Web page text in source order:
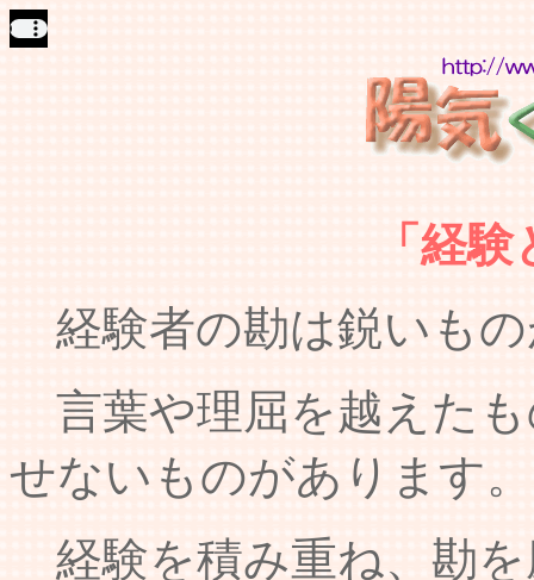
「経
経験者の勘は鋭いも
言葉や理屈を越えた
せないものがあります。
経験を積み重ね、勘